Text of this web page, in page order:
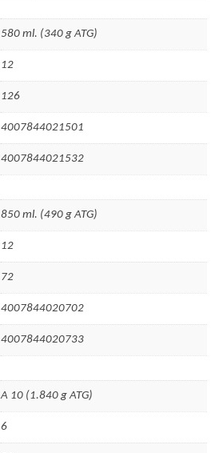
580 ml. (340 g ATG)
12
126
4007844021501
4007844021532
850 ml. (490 g ATG)
12
72
4007844020702
4007844020733
A 10 (1.840 g ATG)
6